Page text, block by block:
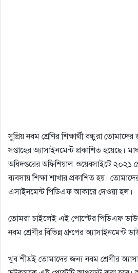
সুপ্রিয় নবম শ্রেণির শিক্ষার্থী বন্ধুরা
সপ্তাহের অ্যাসাইনমেন্ট প্রকাশিত হয়েছে।
অধিদপ্তরের অফিশিয়াল ওয়েবসাইটে ২০২১
ব্যবসায় শিক্ষা শাখার প্রকাশিত হয়।
এসাইনমেন্ট পিডিএফ আকারে দেওয়া হল।
তোমরা চাইলেই এই পোস্টের পিডিএফ
নবম শ্রেণীর বিভিন্ন গ্রুপের অ্যাসাইনমেন্ট
খুব শীঘ্রই তোমাদের জন্য নবম শ্রেণীর